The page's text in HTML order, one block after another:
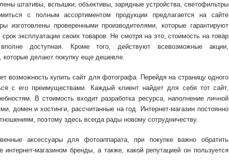
штативы, вспышки, объективы, зарядные устройства, светофильтры
с полным ассортиментом продукции предлагается на сайте
изготовлены проверенными производителями, которые гарантируют
эксплуатации своих товаров. Не смотря на это, стоимость на товар
вполне доступная. Кроме того, действуют всевозможные акции,
которые делают покупку еще дешевле.
возможность купить сайт для фотографа. Перейдя на страницу одного
с его преимуществами. Каждый клиент найдет для себя тот сайт,
В стоимость входит разработка ресурса, наполнение личной
домен и хостинги, рассчитанные на год. Интернет-магазин постоянно
поэтому здесь всегда рады новому сотрудничеству.
аксессуары для фотоаппарата, при покупке важно обратить
интернет-магазином бренды, а также, какой репутацией он пользуется